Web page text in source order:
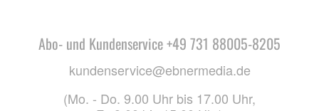
Abo- und Kundenservice +49 731 88005-8205
kundenservice@ebnermedia.de
(Mo. - Do. 9.00 Uhr bis 17.00 Uhr,